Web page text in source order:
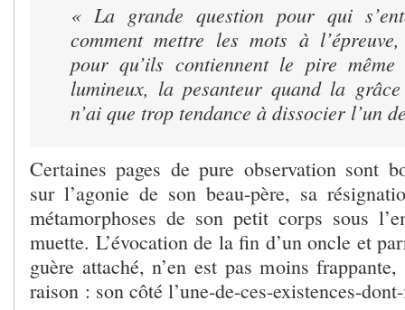
« La grande question pour qui
comment mettre les mots à
pour qu’ils contiennent le pire
lumineux, la pesanteur quand la
n’ai que trop tendance à dissocier l’un
Certaines pages de pure observation sont
sur l’agonie de son beau-père, sa
métamorphoses de son petit corps sous
muette. L’évocation de la fin d’un oncle et
guère attaché, n’en est pas moins
raison : son côté l’une-de-ces-existences-